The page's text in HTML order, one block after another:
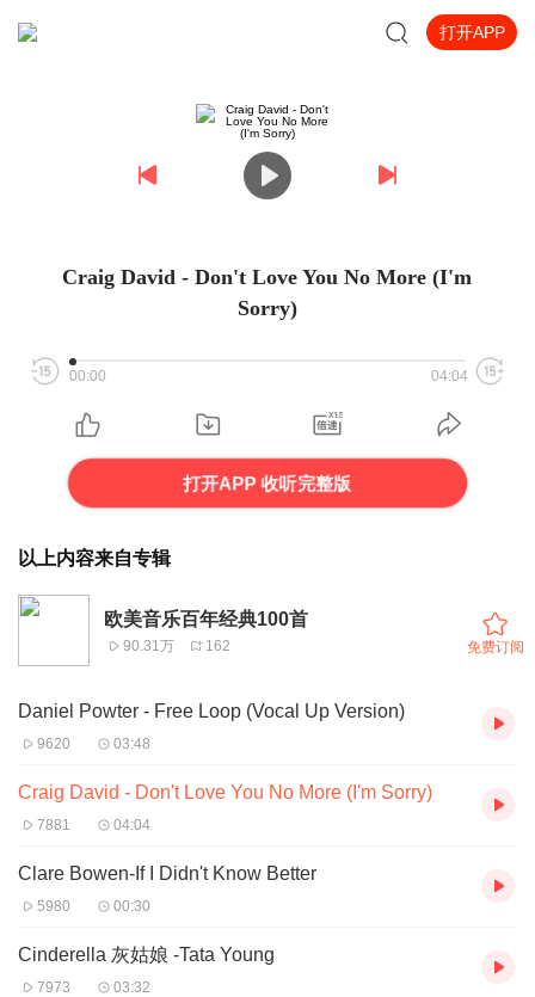
打开APP
Craig David - Don't Love You No More (I'm
Sorry)
00:00 04:04
打开APP 收听完整版
以上内容来自专辑
欧美音乐百年经典100首
90.31万 162 免费订阅
Daniel Powter - Free Loop (Vocal Up Version)
9620 03:48
Craig David - Don't Love You No More (I'm Sorry)
7881 04:04
Clare Bowen-If I Didn't Know Better
5980 00:30
Cinderella 灰姑娘 -Tata Young
7973 03:32